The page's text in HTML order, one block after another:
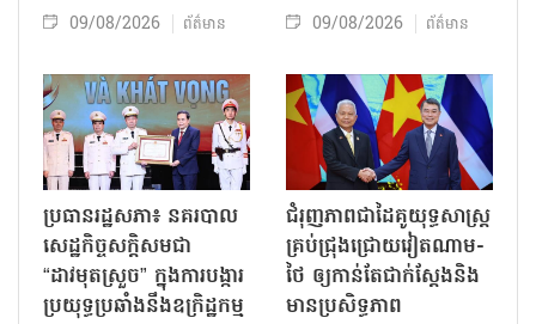
09/08/2026 ព័ត៌មាន 09/08/2026 ព័ត៌មាន
ប្រធានរដ្ឋសភា៖ នគរបាល
សេដ្ឋកិច្ចសក្តិសមជា
“ដាវមុតស្រួច” ក្នុងការបង្ការ
ប្រយុទ្ធប្រឆាំងនឹងឧក្រិដ្ឋកម្ម
ជំរុញភាពជាដៃគូយុទ្ធសាស្ត្រ
គ្រប់ជ្រុងជ្រោយវៀតណាម-
ថៃ ឲ្យកាន់តែជាក់ស្ដែងនិង
មានប្រសិទ្ធភាព